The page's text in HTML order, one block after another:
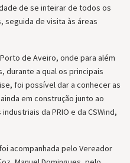
de se inteirar de todos os
de visita às áreas
de Aveiro, onde para além
durante a qual os principais
foi possível dar a conhecer as
em construção junto ao
da PRIO e da CSWind,
acompanhada pelo Vereador